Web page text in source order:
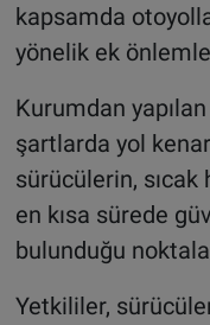
kapsamda
yönelik ek
Kurumdan
şartlarda yol
sürücülerin,
en kısa sürede
bulunduğu
Yetkililer,